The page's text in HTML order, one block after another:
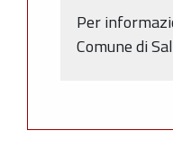
Per
Comune di